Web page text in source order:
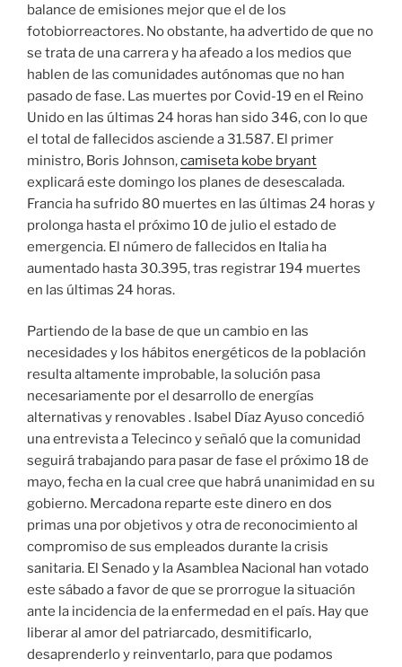
balance de emisiones mejor que el de los
fotobiorreactores. No obstante, ha advertido de que no
se trata de una carrera y ha afeado a los medios que
hablen de las comunidades autónomas que no han
pasado de fase. Las muertes por Covid-19 en el Reino
Unido en las últimas 24 horas han sido 346, con lo que
el total de fallecidos asciende a 31.587. El primer
ministro, Boris Johnson,camiseta kobe bryant
explicará este domingo los planes de desescalada.
Francia ha sufrido 80 muertes en las últimas 24 horas y
prolonga hasta el próximo 10 de julio el estado de
emergencia. El número de fallecidos en Italia ha
aumentado hasta 30.395, tras registrar 194 muertes
en las últimas 24 horas.
Partiendo de la base de que un cambio en las
necesidades y los hábitos energéticos de la población
resulta altamente improbable, la solución pasa
necesariamente por el desarrollo de energías
alternativas y renovables . Isabel Díaz Ayuso concedió
una entrevista a Telecinco y señaló que la comunidad
seguirá trabajando para pasar de fase el próximo 18 de
mayo, fecha en la cual cree que habrá unanimidad en su
gobierno. Mercadona reparte este dinero en dos
primas una por objetivos y otra de reconocimiento al
compromiso de sus empleados durante la crisis
sanitaria. El Senado y la Asamblea Nacional han votado
este sábado a favor de que se prorrogue la situación
ante la incidencia de la enfermedad en el país. Hay que
liberar al amor del patriarcado, desmitificarlo,
desaprenderlo y reinventarlo, para que podamos